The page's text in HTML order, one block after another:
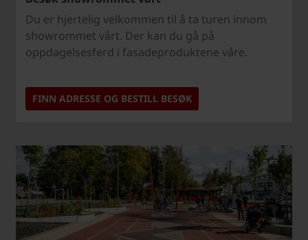
Du er hjertelig velkommen til å ta turen innom
showrommet vårt. Der kan du gå på
oppdagelsesferd i fasadeproduktene våre.
FINN ADRESSE OG BESTILL BESØK